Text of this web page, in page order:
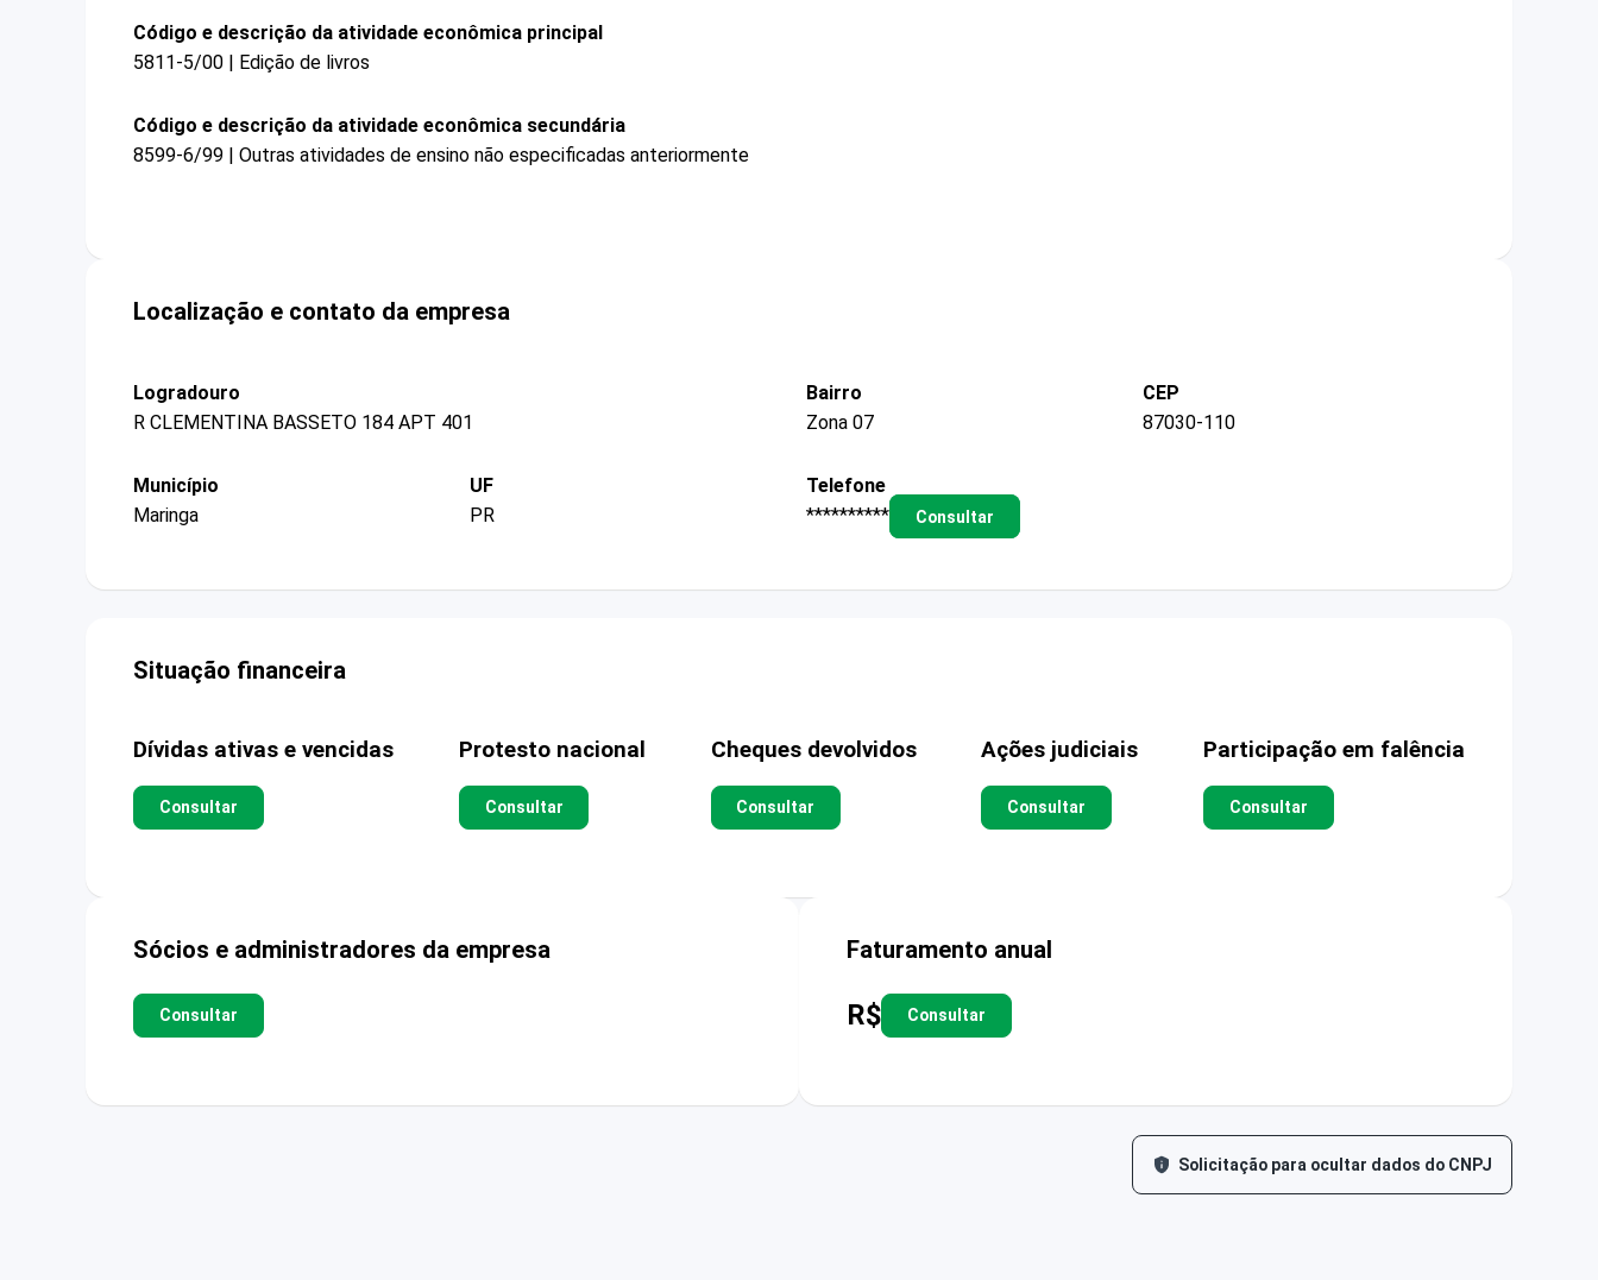
Código e descrição da atividade econômica principal
5811-5/00 | Edição de livros
Código e descrição da atividade econômica secundária
8599-6/99 | Outras atividades de ensino não especificadas anteriormente
Localização e contato da empresa
Logradouro
R CLEMENTINA BASSETO 184 APT 401
Bairro
Zona 07
CEP
87030-110
Município
Maringa
UF
PR
Telefone
**********
Consultar
Situação financeira
Dívidas ativas e vencidas
Consultar
Protesto nacional
Consultar
Cheques devolvidos
Consultar
Ações judiciais
Consultar
Participação em falência
Consultar
Sócios e administradores da empresa
Consultar
Faturamento anual
R$ Consultar
Solicitação para ocultar dados do CNPJ